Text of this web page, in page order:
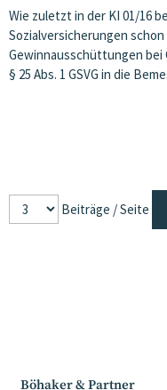
Wie zuletzt in der KI 01/16
Sozialversicherungen
Gewinnausschüttungen bei
§ 25 Abs. 1 GSVG in die
Beiträge / Seite
Böhaker & Partner